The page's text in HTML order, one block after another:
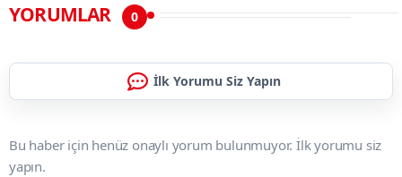
YORUMLAR 0
İlk Yorumu Siz Yapın
Bu haber için henüz onaylı yorum bulunmuyor. İlk yorumu siz
yapın.